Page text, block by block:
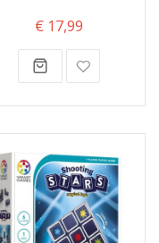
€ 17,99